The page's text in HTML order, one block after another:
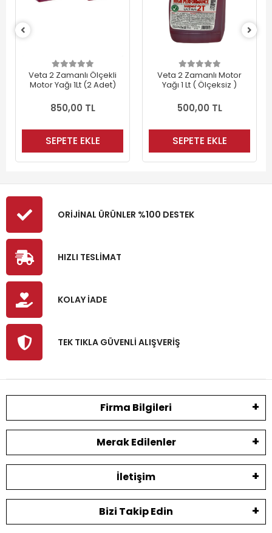
Veta 2 Zamanlı Ölçekli
Motor Yağı 1Lt (2 Adet)
850,00 TL
SEPETE EKLE
Veta 2 Zamanlı Motor
Yağı 1 Lt ( Ölçeksiz )
500,00 TL
SEPETE EKLE
ORİJİNAL ÜRÜNLER %100 DESTEK
HIZLI TESLİMAT
KOLAY İADE
TEK TIKLA GÜVENLİ ALIŞVERİŞ
Firma Bilgileri
Merak Edilenler
İletişim
Bizi Takip Edin